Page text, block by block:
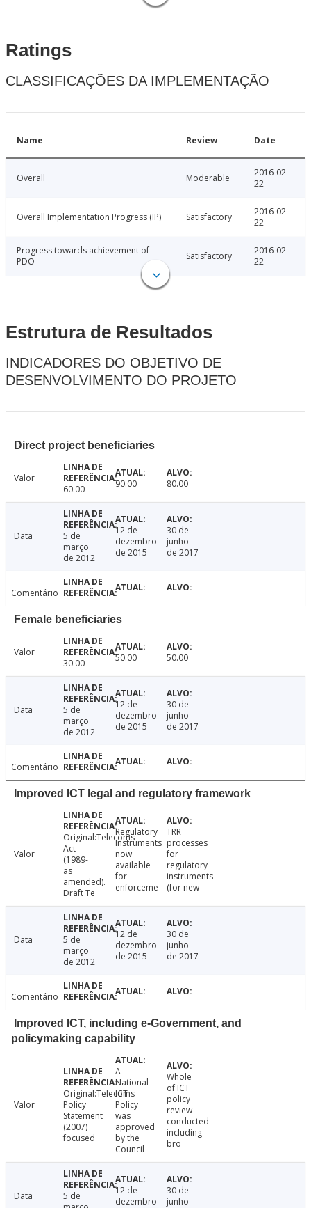
Ratings
CLASSIFICAÇÕES DA IMPLEMENTAÇÃO
Name Review Date
Overall Moderable
2016-02-
22
Overall Implementation Progress (IP) Satisfactory
2016-02-
22
Progress towards achievement of
PDO
Satisfactory
2016-02-
22
Estrutura de Resultados
INDICADORES DO OBJETIVO DE
DESENVOLVIMENTO DO PROJETO
Direct project beneficiaries
Valor
60.00
90.00 80.00
Data
5 de
março
de 2012
12 de
dezembro
de 2015
30 de
junho
de 2017
Comentário
Female beneficiaries
Valor
30.00
50.00 50.00
Data
5 de
março
de 2012
12 de
dezembro
de 2015
30 de
junho
de 2017
Comentário
Improved ICT legal and regulatory framework
Valor
Original:Telecoms
Act
(1989-
as
amended).
Draft Te
Regulatory
Instruments
now
available
for
enforceme
TRR
processes
for
regulatory
instruments
(for new
Data
5 de
março
de 2012
12 de
dezembro
de 2015
30 de
junho
de 2017
Comentário
Improved ICT, including e-Government, and
policymaking capability
Valor
Original:Telecoms
Policy
Statement
(2007)
focused
A
National
ICT
Policy
was
approved
by the
Council
Whole
of ICT
policy
review
conducted
including
bro
Data
5 de
12 de
dezembro
30 de
junho